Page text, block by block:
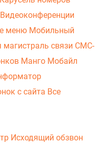
Видеоконференции
меню Мобильный
магистраль связи СМС-
Манго Мобайл
с сайта Все
Исходящий обзвон